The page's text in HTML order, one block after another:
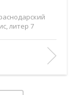
литер 7
57.5/26.1/16.8
2
6/8